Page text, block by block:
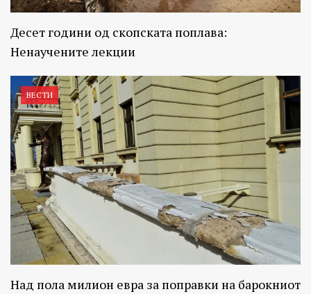
Десет години од скопската поплава:
Ненаучените лекции
ВЕСТИ
Над пола милион евра за поправки на барокниот